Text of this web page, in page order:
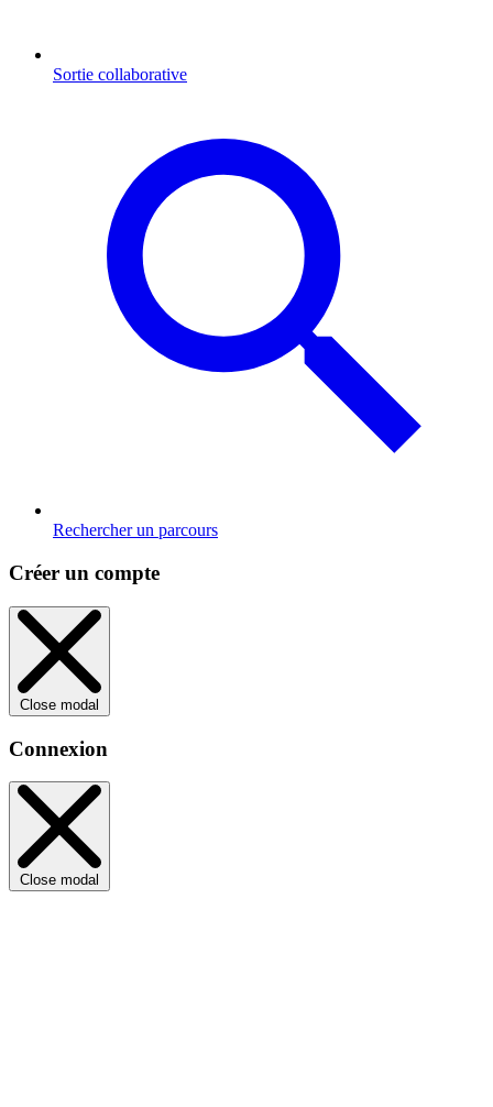
Sortie collaborative
Rechercher un parcours
Créer un compte
Close modal
Connexion
Close modal